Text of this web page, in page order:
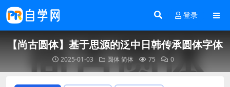
登录
【尚古圆体】基于思源的泛中日韩传承圆体字体
2025-01-03 圆体 简体 75 0